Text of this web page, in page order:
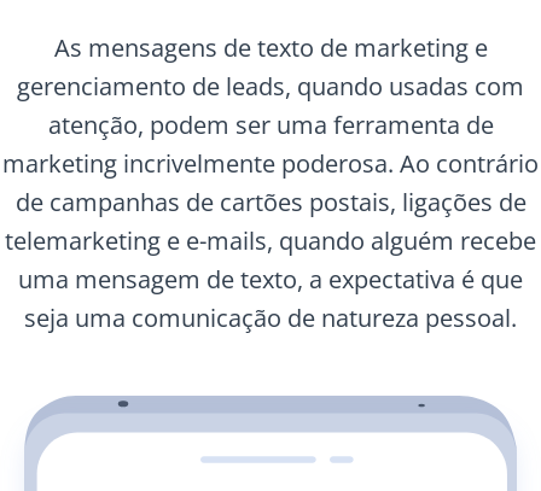
As mensagens de texto de marketing e
gerenciamento de leads, quando usadas com
atenção, podem ser uma ferramenta de
marketing incrivelmente poderosa. Ao contrário
de campanhas de cartões postais, ligações de
telemarketing e e-mails, quando alguém recebe
uma mensagem de texto, a expectativa é que
seja uma comunicação de natureza pessoal.